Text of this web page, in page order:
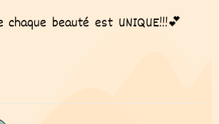
chaque beauté est UNIQUE!!!💕